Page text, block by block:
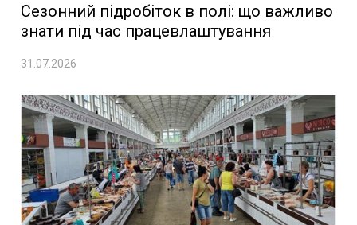
Сезонний підробіток в полі: що важливо
знати під час працевлаштування
31.07.2026